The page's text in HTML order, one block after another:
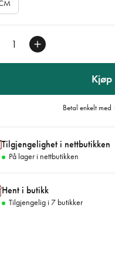
Kjøp
Betal enkelt med
Tilgjengelighet i nettbutikken
På lager i nettbutikken
Hent i butikk
Tilgjengelig i 7butikker